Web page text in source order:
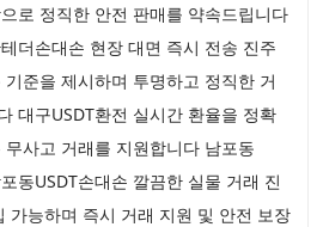
로 정직한 안전 판매를 약속드립니다
더손대손 현장 대면 즉시 전송 진주
준을 제시하며 투명하고 정직한 거
대구USDT환전 실시간 환율을 정확
사고 거래를 지원합니다 남포동
동USDT손대손 깔끔한 실물 거래 진
가능하며 즉시 거래 지원 및 안전 보장